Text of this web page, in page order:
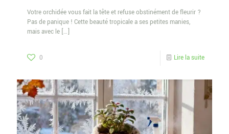
Votre orchidée vous fait la tête et refuse obstinément de fleurir ?
Pas de panique ! Cette beauté tropicale a ses petites manies,
mais avec le […]
0 Lire la suite